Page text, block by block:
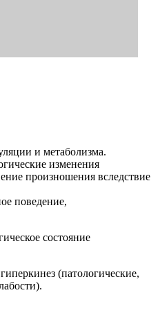
и метаболизма.
изменения
произношения вследствие
поведение,
состояние
(патологические,